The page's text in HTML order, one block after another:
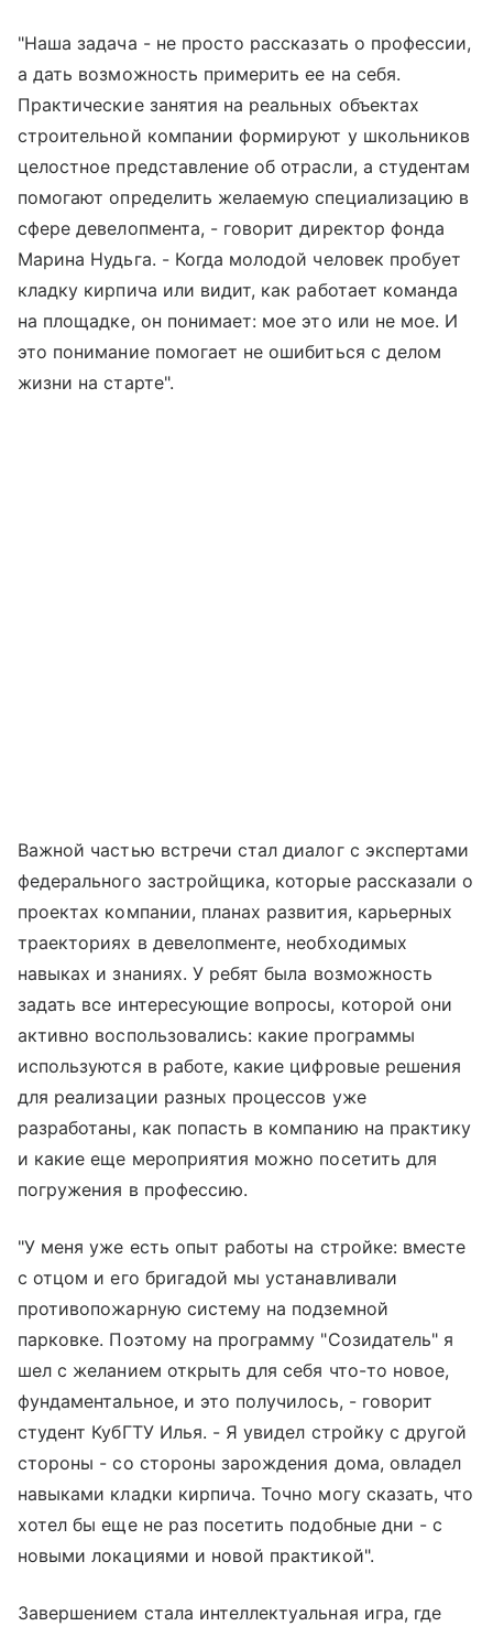
"Наша задача - не просто рассказать о профессии,
а дать возможность примерить ее на себя.
Практические занятия на реальных объектах
строительной компании формируют у школьников
целостное представление об отрасли, а студентам
помогают определить желаемую специализацию в
сфере девелопмента, - говорит директор фонда
Марина Нудьга. - Когда молодой человек пробует
кладку кирпича или видит, как работает команда
на площадке, он понимает: мое это или не мое. И
это понимание помогает не ошибиться с делом
жизни на старте".
Важной частью встречи стал диалог с экспертами
федерального застройщика, которые рассказали о
проектах компании, планах развития, карьерных
траекториях в девелопменте, необходимых
навыках и знаниях. У ребят была возможность
задать все интересующие вопросы, которой они
активно воспользовались: какие программы
используются в работе, какие цифровые решения
для реализации разных процессов уже
разработаны, как попасть в компанию на практику
и какие еще мероприятия можно посетить для
погружения в профессию.
"У меня уже есть опыт работы на стройке: вместе
с отцом и его бригадой мы устанавливали
противопожарную систему на подземной
парковке. Поэтому на программу "Созидатель" я
шел с желанием открыть для себя что-то новое,
фундаментальное, и это получилось, - говорит
студент КубГТУ Илья. - Я увидел стройку с другой
стороны - со стороны зарождения дома, овладел
навыками кладки кирпича. Точно могу сказать, что
хотел бы еще не раз посетить подобные дни - с
новыми локациями и новой практикой".
Завершением стала интеллектуальная игра, где